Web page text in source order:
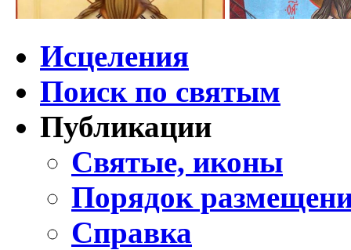
Исцеления
Поиск по святым
Публикации
Святые, иконы
Порядок
Справка